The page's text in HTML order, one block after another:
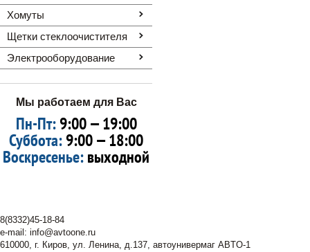
Хомуты
Щетки стеклоочистителя
Электрооборудование
Мы работаем для Вас
Пн-Пт:9:00 — 19:00
Суббота:9:00 — 18:00
Воскресенье:выходной
8(8332)45-18-84
e-mail: info@avtoone.ru
610000, г. Киров, ул. Ленина, д.137, автоунивермаг ABTO-1